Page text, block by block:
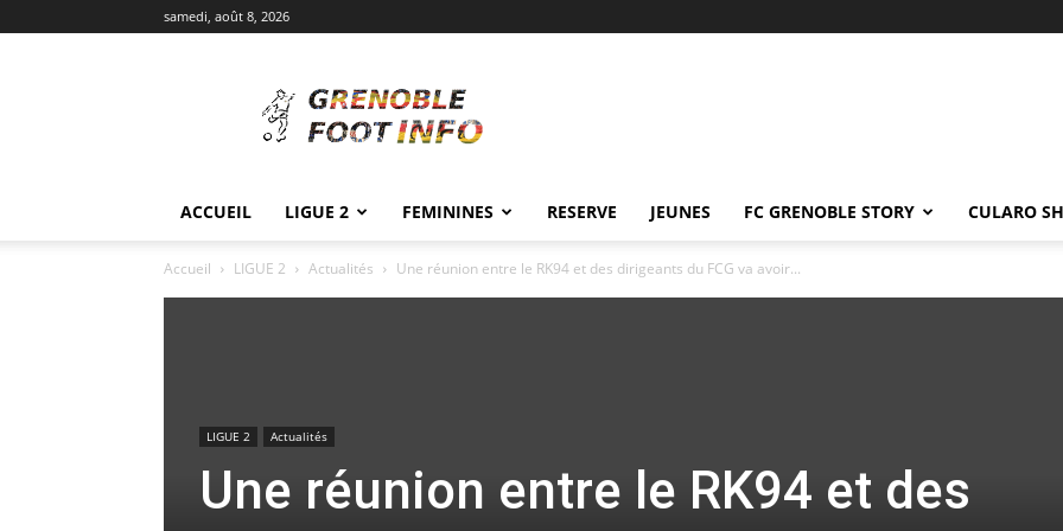
samedi, août 8, 2026
Foot
Info
ACCUEIL LIGUE 2 FEMININES RESERVE JEUNES FC GRENOBLE STORY CULARO
Accueil LIGUE 2 Actualités Une réunion entre le RK94 et des dirigeants du FCG va avoir...
LIGUE 2 Actualités
Une réunion entre le RK94 et des